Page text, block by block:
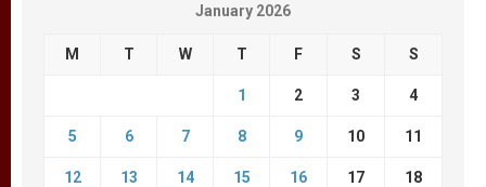
January 2026
M T W T F S S
1 2 3 4
5 6 7 8 9 10 11
12 13 14 15 16 17 18